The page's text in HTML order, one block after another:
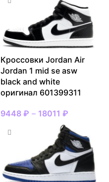
Кроссовки Jordan Air
Jordan 1 mid se asw
black and white
оригинал 601399311
9448 ₽ – 18011 ₽